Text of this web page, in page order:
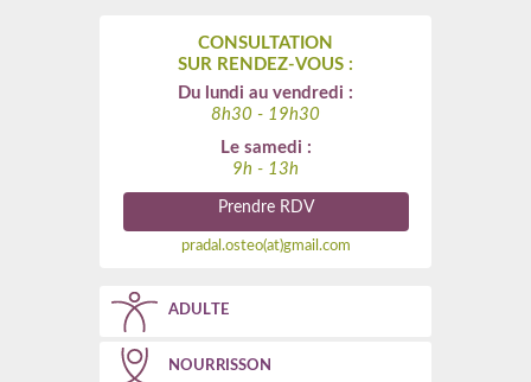
CONSULTATION
SUR RENDEZ-VOUS :
Du lundi au vendredi :
8h30 - 19h30
Le samedi :
9h - 13h
Prendre RDV
pradal.osteo(at)gmail.com
ADULTE
NOURRISSON